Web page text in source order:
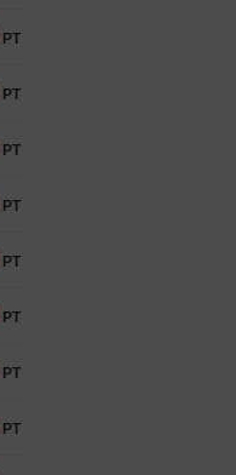
PT
PT
PT
PT
PT
PT
PT
PT